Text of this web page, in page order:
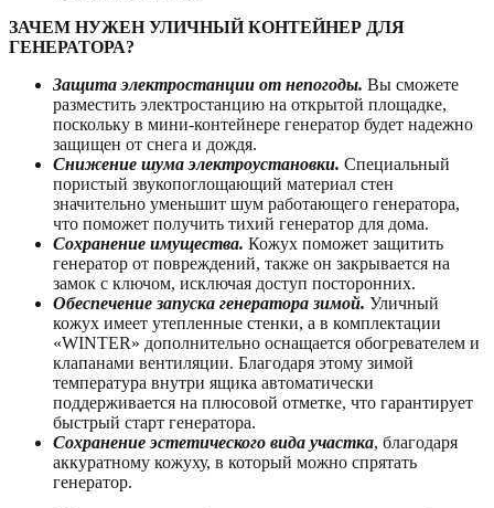
ЗАЧЕМ НУЖЕН УЛИЧНЫЙ КОНТЕЙНЕР ДЛЯ
ГЕНЕРАТОРА?
Защита электростанции от непогоды. Вы сможете
разместить электростанцию на открытой площадке,
поскольку в мини-контейнере генератор будет надежно
защищен от снега и дождя.
Снижение шума электроустановки. Специальный
пористый звукопоглощающий материал стен
значительно уменьшит шум работающего генератора,
что поможет получить тихий генератор для дома.
Сохранение имущества. Кожух поможет защитить
генератор от повреждений, также он закрывается на
замок с ключом, исключая доступ посторонних.
Обеспечение запуска генератора зимой. Уличный
кожух имеет утепленные стенки, a в комплектации
«WINTER» дополнительно оснащается обогревателем и
клапанами вентиляции. Благодаря этому зимой
температура внутри ящика автоматически
поддерживается на плюсовой отметке, что гарантирует
быстрый старт генератора.
Сохранение эстетического вида участка, благодаря
аккуратному кожуху, в который можно спрятать
генератор.